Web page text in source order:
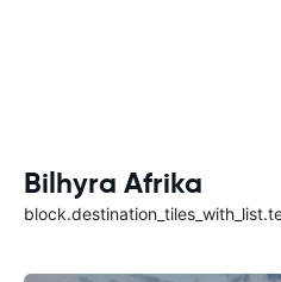
Bilhyra Afrika